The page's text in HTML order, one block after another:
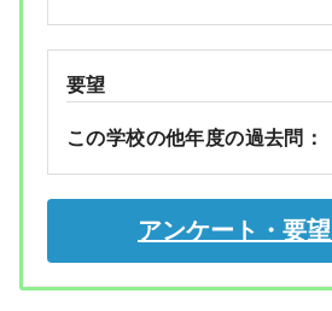
要望
この学校の他年度の過去問：